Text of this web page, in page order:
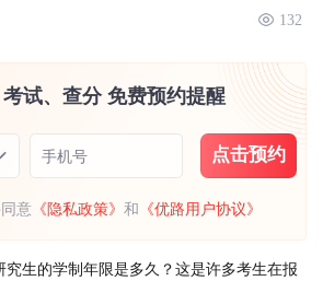
132
试、查分 免费预约提醒
手机号 点击预约
意 《隐私政策》和 《优路用户协议》
究生的学制年限是多久？这是许多考生在报